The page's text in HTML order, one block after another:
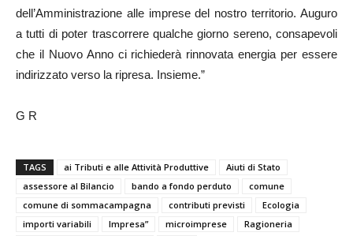
dell’Amministrazione alle imprese del nostro territorio. Auguro
a tutti di poter trascorrere qualche giorno sereno, consapevoli
che il Nuovo Anno ci richiederà rinnovata energia per essere
indirizzato verso la ripresa. Insieme.”
G R
TAGS ai Tributi e alle Attività Produttive
Aiuti di Stato
assessore al Bilancio
bando a fondo perduto
comune
comune di sommacampagna
contributi previsti
Ecologia
importi variabili
Impresa” microimprese
Ragioneria